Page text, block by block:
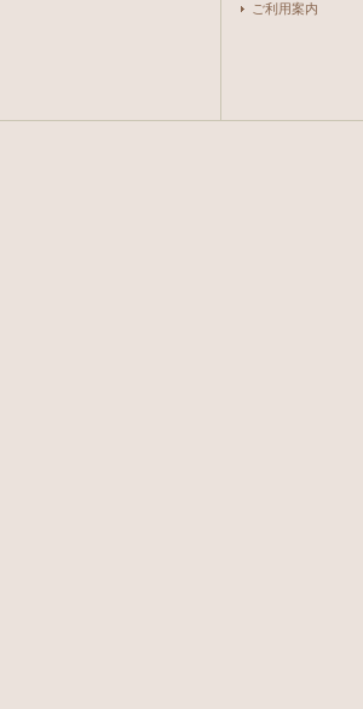
ご利用案内